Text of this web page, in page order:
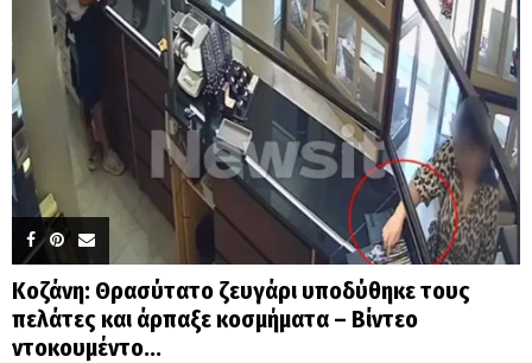
Κοζάνη: Θρασύτατο ζευγάρι υποδύθηκε τους
πελάτες και άρπαξε κοσμήματα – Βίντεο
ντοκουμέντο...